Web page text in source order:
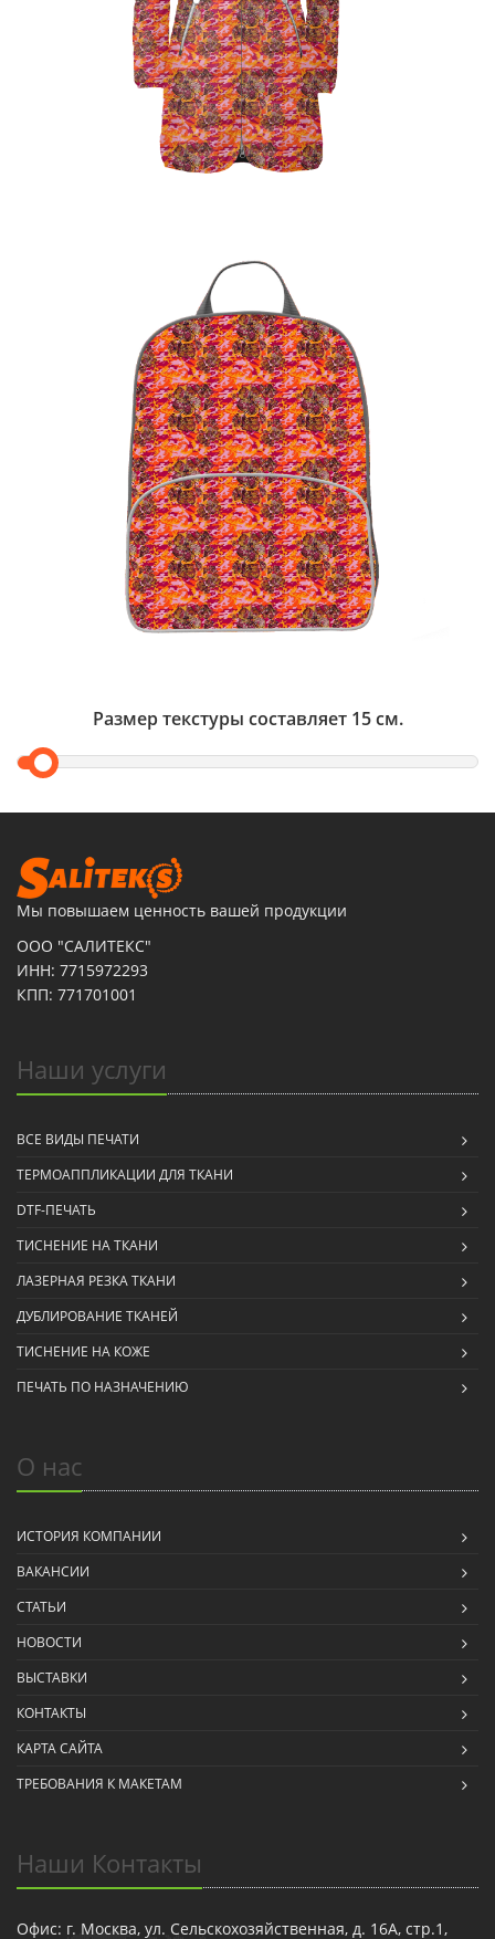
Размер текстуры составляет 15см.
Мы повышаем ценность вашей продукции
ООО "САЛИТЕКС"
ИНН: 7715972293
КПП: 771701001
Наши услуги
ВСЕ ВИДЫ ПЕЧАТИ
ТЕРМОАППЛИКАЦИИ ДЛЯ ТКАНИ
DTF-ПЕЧАТЬ
ТИСНЕНИЕ НА ТКАНИ
ЛАЗЕРНАЯ РЕЗКА ТКАНИ
ДУБЛИРОВАНИЕ ТКАНЕЙ
ТИСНЕНИЕ НА КОЖЕ
ПЕЧАТЬ ПО НАЗНАЧЕНИЮ
О нас
ИСТОРИЯ КОМПАНИИ
ВАКАНСИИ
СТАТЬИ
НОВОСТИ
ВЫСТАВКИ
КОНТАКТЫ
КАРТА САЙТА
ТРЕБОВАНИЯ К МАКЕТАМ
Наши Контакты
Офис: г. Москва, ул. Сельскохозяйственная, д. 16А, стр.1,